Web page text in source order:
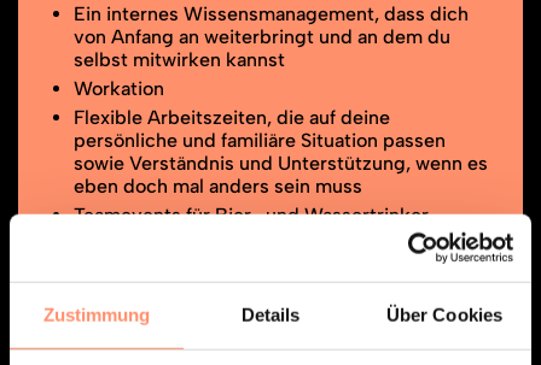
Zustimmung Details Über Cookies
Ein internes Wissensmanagement, dass dich
von Anfang an weiterbringt und an dem du
selbst mitwirken kannst
Workation
Flexible Arbeitszeiten, die auf deine
persönliche und familiäre Situation passen
sowie Verständnis und Unterstützung, wenn es
eben doch mal anders sein muss
Teamevents für Bier- und Wassertrinker,
Veganer, Allergiker oder Alles-Esser – bei uns
ist Jeder und Jede willkommen, ob alt oder
jung, laut oder leise – unsere „Come as you
are“-Mentalität ist Teil unserer Identität
gekochte Mahlzeiten im benachbarten